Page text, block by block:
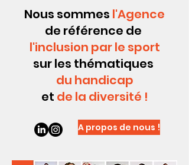
A propos de nous !
Nous sommes l'Agence
de référence de
l'inclusion par le sport
sur les thématiques
du handicap
et de la diversité !